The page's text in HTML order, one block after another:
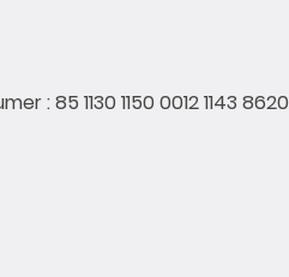
: 85 1130 1150 0012 1143 8620